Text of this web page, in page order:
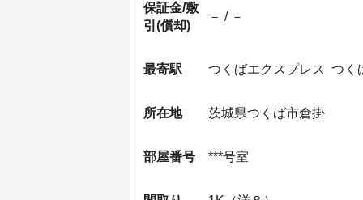
保証金/敷
引(償却)
－ / －
最寄駅 つくばエクスプレス つく
所在地 茨城県つくば市倉掛
部屋番号 ***号室